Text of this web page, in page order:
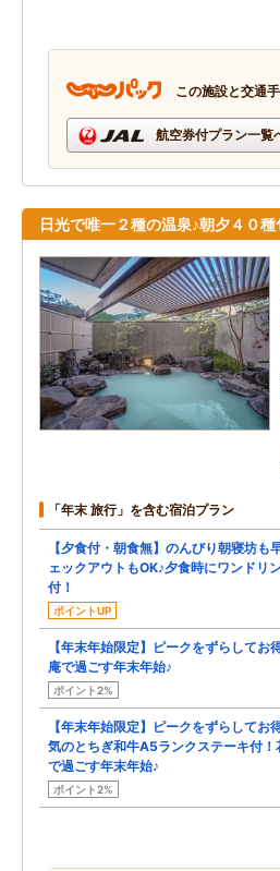
この施設と交通
航空券付プラン一覧
日光で唯一２種の温泉♪朝夕４０
「年末 旅行」を含む宿泊プラン
【夕食付・朝食無】のんびり朝寝坊も
ェックアウトもOK♪夕食時にワンドリ
付！
ポイントUP
【年末年始限定】ピークをずらしてお
庵で過ごす年末年始♪
ポイント2%
【年末年始限定】ピークをずらしてお
気のとちぎ和牛A5ランクステーキ付！
で過ごす年末年始♪
ポイント2%